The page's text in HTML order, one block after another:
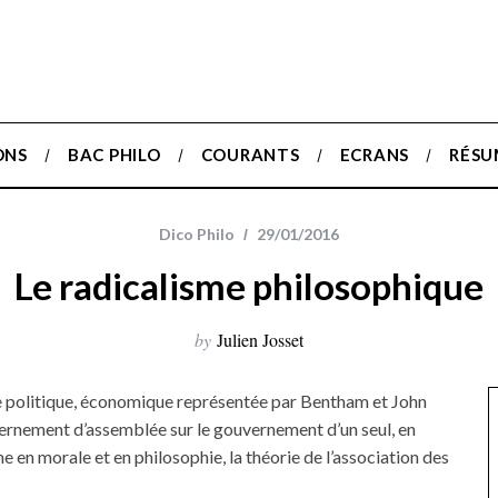
BAC PHILO COURANTS ECRANS
Dico Philo 29/01/2016
Le radicalisme philosophique
by Julien Josset
économique représentée par Bentham et John
d’assemblée sur le gouvernement d’un seul, en
en morale et en philosophie, la théorie de l’association des